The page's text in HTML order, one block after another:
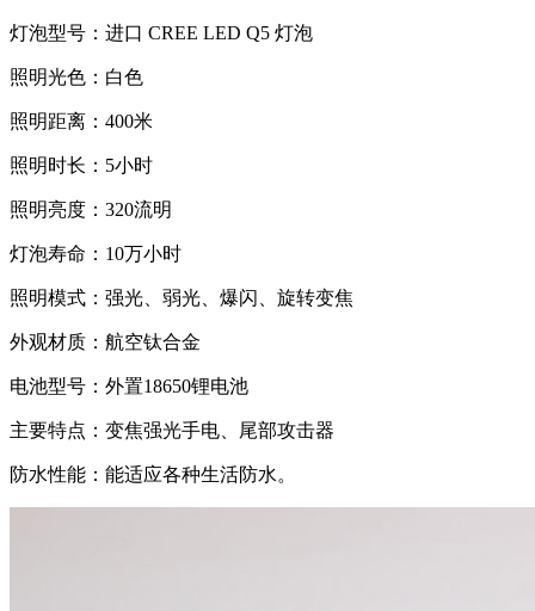
灯泡型号：进口 CREE LED Q5 灯泡
照明光色：白色
照明距离：400米
照明时长：5小时
照明亮度：320流明
灯泡寿命：10万小时
照明模式：强光、弱光、爆闪、旋转变焦
外观材质：航空钛合金
电池型号：外置18650锂电池
主要特点：变焦强光手电、尾部攻击器
防水性能：能适应各种生活防水。